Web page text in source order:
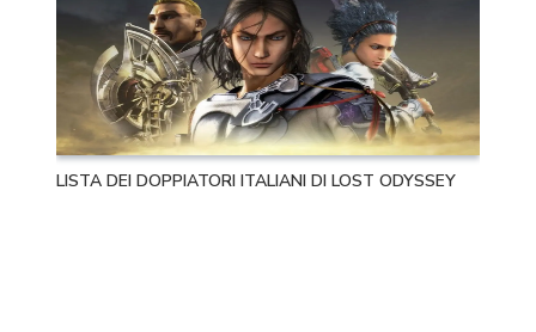
LISTA DEI DOPPIATORI ITALIANI DI LOST ODYSSEY